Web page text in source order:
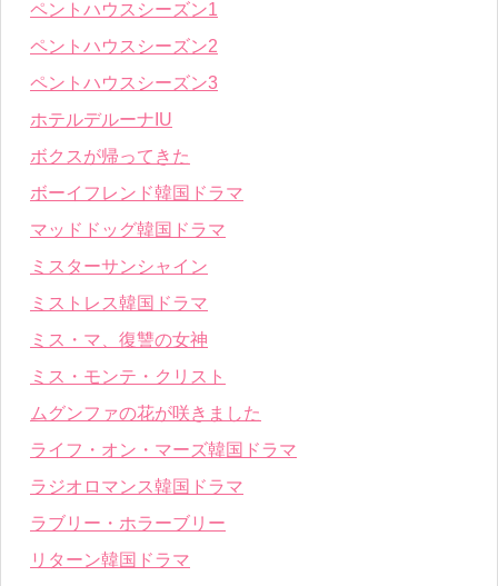
ペントハウスシーズン1
ペントハウスシーズン2
ペントハウスシーズン3
ホテルデルーナIU
ボクスが帰ってきた
ボーイフレンド韓国ドラマ
マッドドッグ韓国ドラマ
ミスターサンシャイン
ミストレス韓国ドラマ
ミス・マ、復讐の女神
ミス・モンテ・クリスト
ムグンファの花が咲きました
ライフ・オン・マーズ韓国ドラマ
ラジオロマンス韓国ドラマ
ラブリー・ホラーブリー
リターン韓国ドラマ